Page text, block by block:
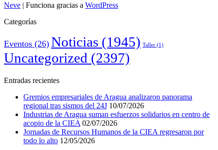
Neve | Funciona gracias a WordPress
Categorías
Eventos (26) Noticias (1945) Taller (1)
Uncategorized (2397)
Entradas recientes
Gremios empresariales de Aragua analizaron panorama
regional tras sismos del 24J 10/07/2026
Industrias de Aragua suman esfuerzos solidarios en centro de
acopio de la CIEA 02/07/2026
Jornadas de Recursos Humanos de la CIEA regresaron por
todo lo alto 12/05/2026